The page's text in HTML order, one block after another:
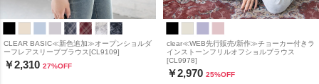
CLEAR BASIC≪新色追加≫オープンショルダ
ーフレアスリーブブラウス[CL9109]
￥2,310 27%OFF
clear≪WEB先行販売/新作≫チョーカー付きラ
インストーンフリルオフショルブラウス
[CL9978]
￥2,970 25%OFF